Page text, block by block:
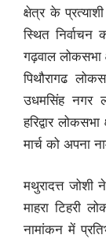
क्षेत्र के
स्थित निर्वाचन
गढ़वाल लोकसभा
पिथौरागढ
उधमसिंह नगर
हरिद्वार
मार्च को अपना
मथुरादत्त
माहरा टिहरी
नामांकन में